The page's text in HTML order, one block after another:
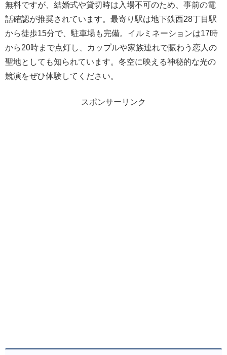
無料ですが、結婚式や貸切時は入場不可のため、事前の電
話確認が推奨されています。最寄り駅は地下鉄西28丁目駅
から徒歩15分で、駐車場も完備。イルミネーションは17時
から20時まで点灯し、カップルや家族連れで賑わう恋人の
聖地としても知られています。冬空に映える神秘的な光の
競演をぜひ体験してください。
スポンサーリンク